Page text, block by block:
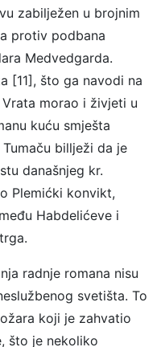
zabilježen u brojnim
protiv podbana
Medvedgarda.
[11], što ga navodi na
morao i živjeti u
kuću smješta
billježi da je
današnjeg kr.
Plemićki konvikt,
Habdelićeve i
radnje romana nisu
svetišta. To
koji je zahvatio
što je nekoliko